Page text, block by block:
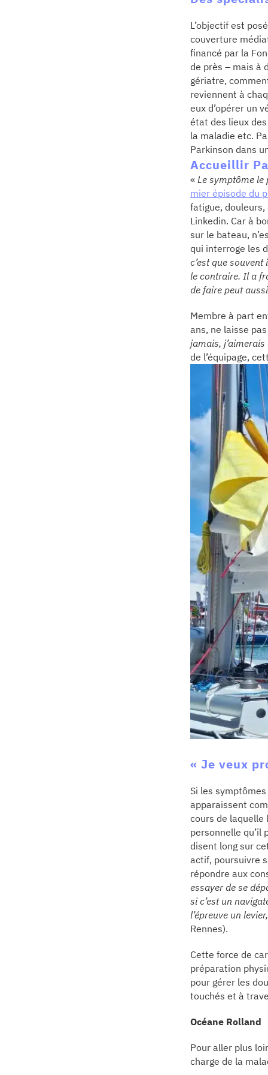
L’objectif est
couverture
financé par la
de près – mais à
gériatre,
reviennent à
eux d’opérer un
état des lieux
la maladie etc.
Parkinson dans
Accueillir
« Le symptôme le
mier épisode du
fatigue,
Linkedin. Car à
sur le bateau,
qui interroge les
c’est que
le contraire. Il a
de faire peut
Membre à part
ans, ne laisse
jamais, j’aimerais
de l’équipage,
« Je veux
Si les
apparaissent
cours de laquelle
personnelle qu’il
disent long sur
actif, poursuivre
répondre aux
essayer de se
si c’est un
l’épreuve un
Rennes).
Cette force de
préparation
pour gérer les
touchés et à
Océane Rolland
Pour aller plus
charge de la